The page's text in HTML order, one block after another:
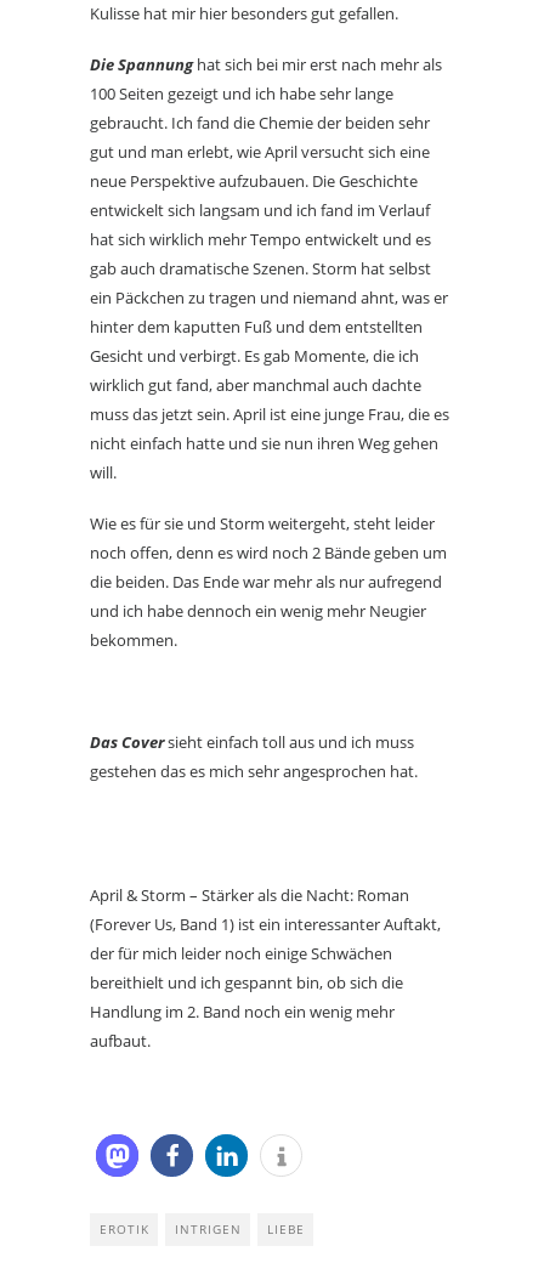
Kulisse hat mir hier besonders gut gefallen.
Die Spannunghat sich bei mir erst nach mehr als
100 Seiten gezeigt und ich habe sehr lange
gebraucht. Ich fand die Chemie der beiden sehr
gut und man erlebt, wie April versucht sich eine
neue Perspektive aufzubauen. Die Geschichte
entwickelt sich langsam und ich fand im Verlauf
hat sich wirklich mehr Tempo entwickelt und es
gab auch dramatische Szenen. Storm hat selbst
ein Päckchen zu tragen und niemand ahnt, was er
hinter dem kaputten Fuß und dem entstellten
Gesicht und verbirgt. Es gab Momente, die ich
wirklich gut fand, aber manchmal auch dachte
muss das jetzt sein. April ist eine junge Frau, die es
nicht einfach hatte und sie nun ihren Weg gehen
will.
Wie es für sie und Storm weitergeht, steht leider
noch offen, denn es wird noch 2 Bände geben um
die beiden. Das Ende war mehr als nur aufregend
und ich habe dennoch ein wenig mehr Neugier
bekommen.
Das Coversieht einfach toll aus und ich muss
gestehen das es mich sehr angesprochen hat.
April & Storm – Stärker als die Nacht: Roman
(Forever Us, Band 1) ist ein interessanter Auftakt,
der für mich leider noch einige Schwächen
bereithielt und ich gespannt bin, ob sich die
Handlung im 2. Band noch ein wenig mehr
aufbaut.
EROTIK INTRIGEN LIEBE